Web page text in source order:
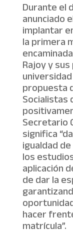
Durante el
anunciado
implantar
la primera
Rajoy y
propuesta
Socialistas
Secretario
significa
igualdad
los
aplicación
de dar la
hacer
matrícula”.